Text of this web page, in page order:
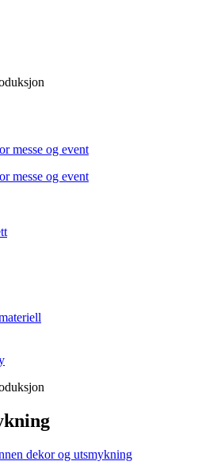
messe og event
messe og event
dekor og utsmykning